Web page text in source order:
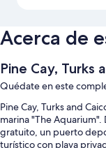
Acerca de
Pine Cay, Turks
Quédate en este
Pine Cay, Turks and
marina "The
gratuito, un puerto
turístico con playa